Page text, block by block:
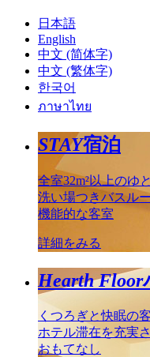
日本語
English
中文 (简体字)
中文 (繁体字)
한국어
ภาษาไทย
STAY宿泊
全室32m²以上のゆ
洗い場つきバスル
機能的な客室
詳細をみる
Hearth Floor
くつろぎと快眠の
ホテル滞在を充実
おもてなし